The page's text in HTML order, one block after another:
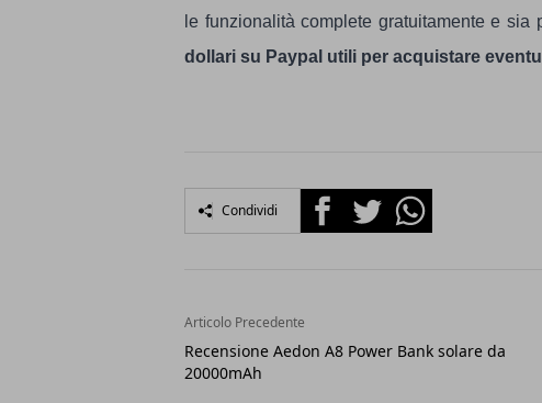
le funzionalità complete gratuitamente e sia
dollari su Paypal utili per acquistare
Condividi FacebookTwitterWhatsapp
Articolo Precedente
Recensione Aedon A8 Power Bank solare da
20000mAh